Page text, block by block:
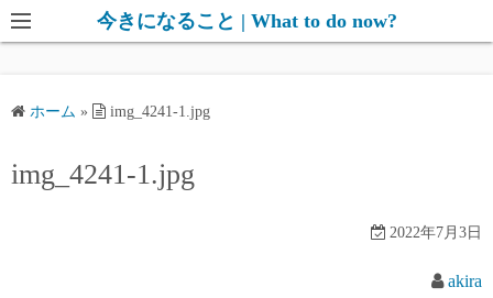
コ
ン
ス
今きになること | What to do now?
ホーム » img_4241-1.jpg
img_4241-1.jpg
2022年7月3日
akira